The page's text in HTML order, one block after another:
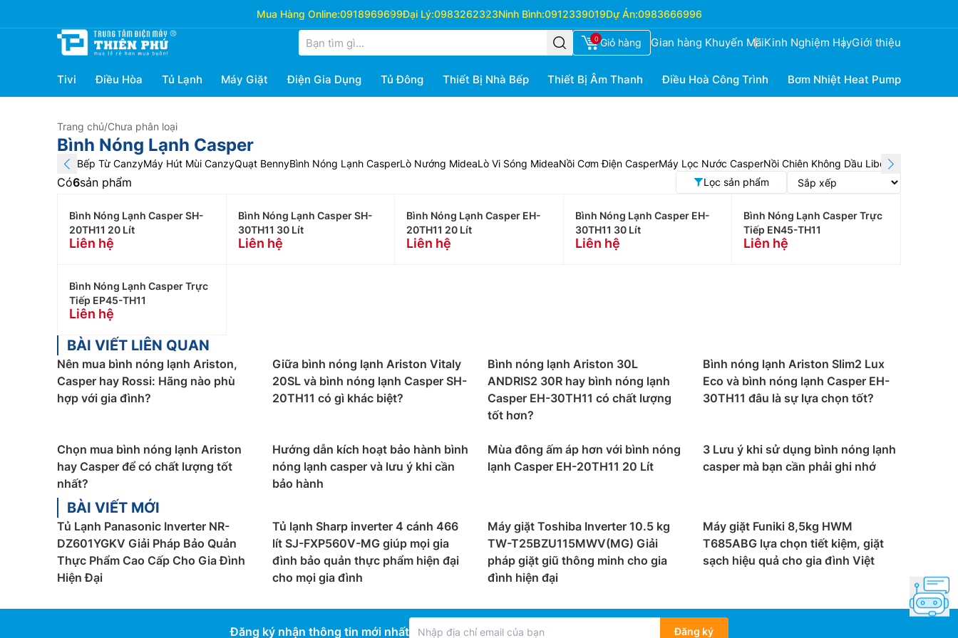
Mua Hàng Online:0918969699Đại Lý:0983262323Ninh Bình:0912339019Dự Án:0983666996
0 Giỏ hàng Gian hàng Khuyến MãiKinh Nghiệm HayGiới thiệu
Tivi Điều Hòa Tủ Lạnh Máy Giặt Điện Gia Dụng Tủ Đông Thiết Bị Nhà Bếp Thiết Bị Âm Thanh Điều Hoà Công Trình Bơm Nhiệt Heat Pump
Trang chủ/Chưa phân loại
Bình Nóng Lạnh Casper
Bếp Từ CanzyMáy Hút Mùi CanzyQuạt BennyBình Nóng Lạnh CasperLò Nướng MideaLò Vi Sóng MideaNồi Cơm Điện CasperMáy Lọc Nước CasperNồi Chiên Không Dầu Liberte
Có6sản phẩm Lọc sản phẩm
Bình Nóng Lạnh Casper SH-
20TH11 20 Lít
Liên hệ
Bình Nóng Lạnh Casper SH-
30TH11 30 Lít
Liên hệ
Bình Nóng Lạnh Casper EH-
20TH11 20 Lít
Liên hệ
Bình Nóng Lạnh Casper EH-
30TH11 30 Lít
Liên hệ
Bình Nóng Lạnh Casper Trực
Tiếp EN45-TH11
Liên hệ
Bình Nóng Lạnh Casper Trực
Tiếp EP45-TH11
Liên hệ
BÀI VIẾT LIÊN QUAN
Nên mua bình nóng lạnh Ariston,
Casper hay Rossi: Hãng nào phù
hợp với gia đình?
Giữa bình nóng lạnh Ariston Vitaly
20SL và bình nóng lạnh Casper SH-
20TH11 có gì khác biệt?
Bình nóng lạnh Ariston 30L
ANDRIS2 30R hay bình nóng lạnh
Casper EH-30TH11 có chất lượng
tốt hơn?
Bình nóng lạnh Ariston Slim2 Lux
Eco và bình nóng lạnh Casper EH-
30TH11 đâu là sự lựa chọn tốt?
Chọn mua bình nóng lạnh Ariston
hay Casper để có chất lượng tốt
nhất?
Hướng dẫn kích hoạt bảo hành bình
nóng lạnh casper và lưu ý khi cần
bảo hành
Mùa đông ấm áp hơn với bình nóng
lạnh Casper EH-20TH11 20 Lít
3 Lưu ý khi sử dụng bình nóng lạnh
casper mà bạn cần phải ghi nhớ
BÀI VIẾT MỚI
Tủ Lạnh Panasonic Inverter NR-
DZ601YGKV Giải Pháp Bảo Quản
Thực Phẩm Cao Cấp Cho Gia Đình
Hiện Đại
Tủ lạnh Sharp inverter 4 cánh 466
lít SJ-FXP560V-MG giúp mọi gia
đình bảo quản thực phẩm hiện đại
cho mọi gia đình
Máy giặt Toshiba Inverter 10.5 kg
TW-T25BZU115MWV(MG) Giải
pháp giặt giũ thông minh cho gia
đình hiện đại
Máy giặt Funiki 8,5kg HWM
T685ABG lựa chọn tiết kiệm, giặt
sạch hiệu quả cho gia đình Việt
Đăng ký nhận thông tin mới nhất Đăng ký